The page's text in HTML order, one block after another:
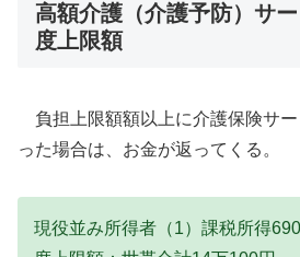
高額介護（介護予防）サ
度上限額
負担上限額額以上に介護保険サ
った場合は、お金が返ってくる。
現役並み所得者（1）課税所得